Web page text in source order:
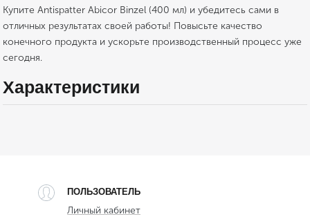
Купите Antispatter Abicor Binzel (400 мл) и убедитесь сами в
отличных результатах своей работы! Повысьте качество
конечного продукта и ускорьте производственный процесс уже
сегодня.
Характеристики
ПОЛЬЗОВАТЕЛЬ
Личный кабинет